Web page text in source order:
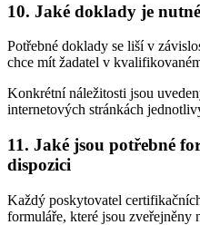
10. Jaké doklady je
Potřebné doklady se liší v
chce mít žadatel v
Konkrétní náležitosti jsou
internetových stránkách
11. Jaké jsou potřebné
dispozici
Každý poskytovatel
formuláře, které jsou zveřejněny